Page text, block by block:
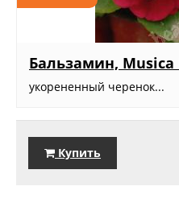
Бальзамин, Musica
укорененный черенок...
Купить